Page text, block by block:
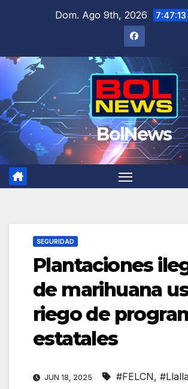
Dom. Ago 9th, 2026 7:47:14
BolNews
SEGURIDAD
Plantaciones
de marihuana
riego de
estatales
JUN 18, 2025 #FELCN,